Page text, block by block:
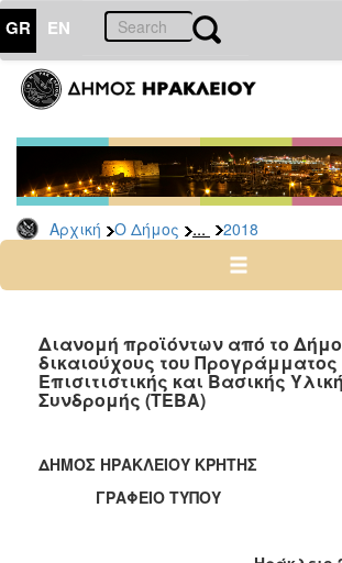
GR EN
Αρχική Ο Δήμος ... 2018
ΔΗΜΟΣ
Δελτία
Τύπου
Αρχείο
2026
2024
2022
2021
2019
2018
Διανομή προϊόντων από το
δικαιούχους του Προγράμματος
Επισιτιστικής και Βασικής
Συνδρομής (ΤΕΒΑ)
ΔΗΜΟΣ ΗΡΑΚΛΕΙΟΥ ΚΡΗΤΗΣ
ΓΡΑΦΕΙΟ ΤΥΠΟΥ